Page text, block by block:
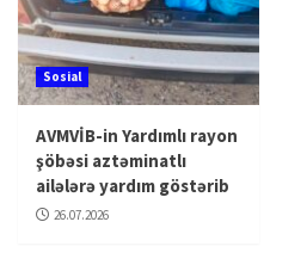
Sosial
AVMVİB-in Yardımlı rayon
şöbəsi aztəminatlı
ailələrə yardım göstərib
26.07.2026